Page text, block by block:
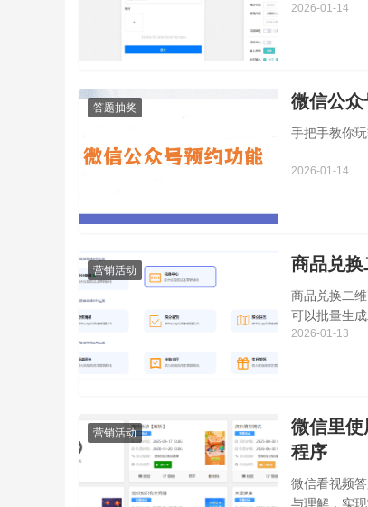
种方式，不仅
2026-01-14
答题抽奖 微信公
手把手教你
2026-01-14
营销活动 商品兑
商品兑换二
可以批量生
完成礼品兑换
2026-01-13
营销活动
微信里
程序
微信看视频
与理解，实